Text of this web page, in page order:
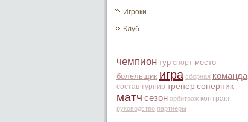
Игроки
Клуб
чемпион тур спорт место
болельщик игра сборная команда
состав турнир тренер соперник
матч сезон арбитраж контракт
руководство партнеры